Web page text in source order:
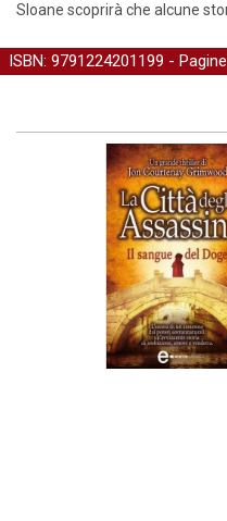
Sloane scoprirà che alcune
ISBN: 9791224201199 -